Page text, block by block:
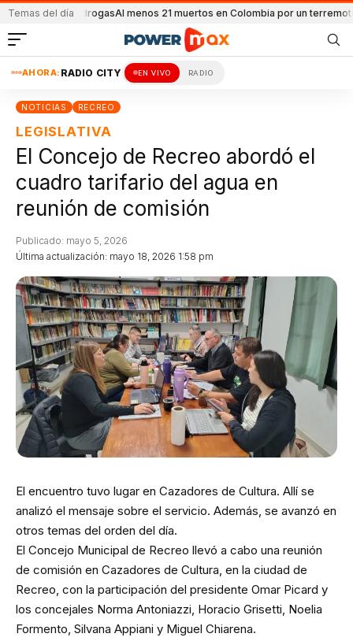
Temas del día
de drogasAl menos 21 muertos en Colombia por un terremotoAdorni
AHORA: RADIO CITY EN VIVO RADIO
NOTICIAS RECREO
LEGISLATIVA
El Concejo de Recreo abordó el
cuadro tarifario del agua en
reunión de comisión
Última actualización: mayo 18, 2026 1:58 pm
Publicado: mayo 5, 2026
El encuentro tuvo lugar en Cazadores de Cultura. Allí se
analizó el mensaje sobre el servicio. Además, se avanzó en
otros temas del orden del día.
El Concejo Municipal de Recreo llevó a cabo una reunión
de comisión en Cazadores de Cultura, en la ciudad de
Recreo, con la participación del presidente Omar Picard y
los concejales Norma Antoniazzi, Horacio Grisetti, Noelia
Formento, Silvana Appiani y Miguel Chiarena.